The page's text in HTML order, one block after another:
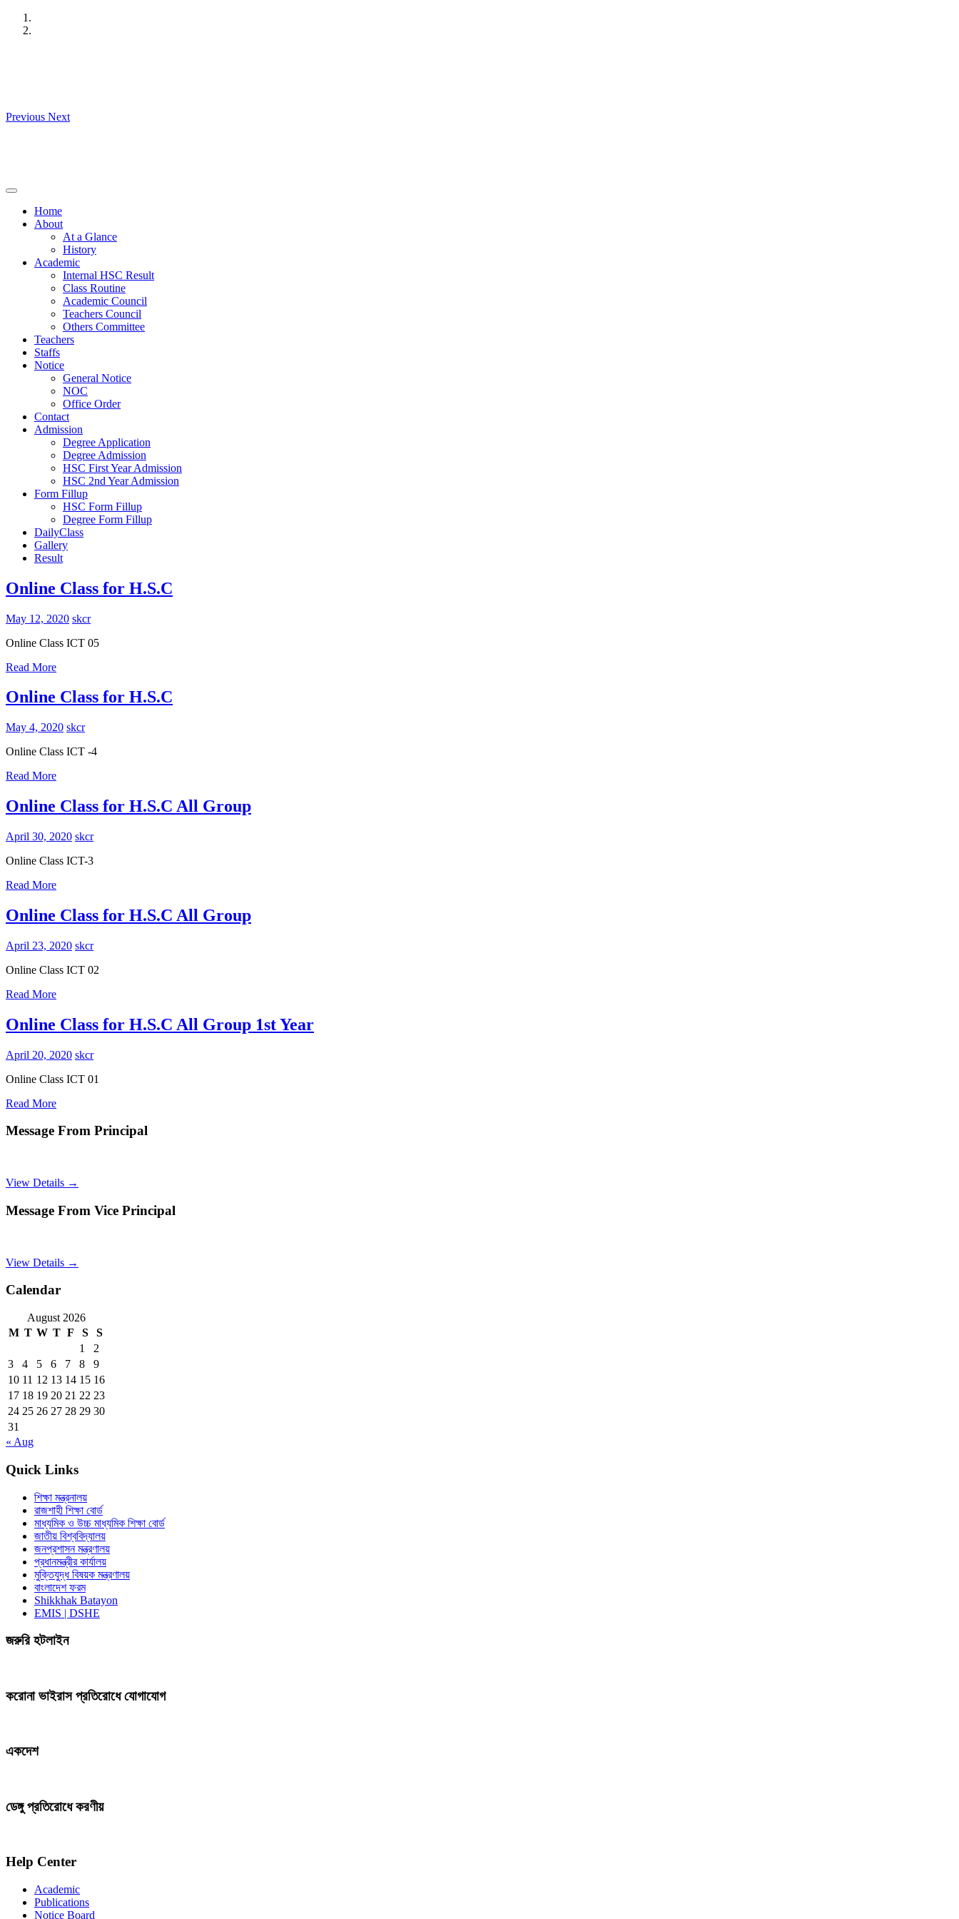
Skip
Previous Next
Home
About
At a Glance
History
Academic
Internal HSC Result
Class Routine
Academic Council
Teachers Council
Others Committee
Teachers
Staffs
Notice
General Notice
NOC
Office Order
Contact
Admission
Degree Application
Degree Admission
HSC First Year Admission
HSC 2nd Year Admission
Form Fillup
HSC Form Fillup
Degree Form Fillup
DailyClass
Gallery
Result
Online Class for H.S.C
May 12, 2020 skcr
Online Class ICT 05
Read More
Online Class for H.S.C
May 4, 2020 skcr
Online Class ICT -4
Read More
Online Class for H.S.C All Group
April 30, 2020 skcr
Online Class ICT-3
Read More
Online Class for H.S.C All Group
April 23, 2020 skcr
Online Class ICT 02
Read More
Online Class for H.S.C All Group 1st Year
April 20, 2020 skcr
Online Class ICT 01
Read More
Message From Principal
View Details →
Message From Vice Principal
View Details →
Calendar
August 2026
M T W T F S
S
1
2
3
4 5 6 7 8
9
10 11 12 13 14 15 16
17 18 19 20 21 22 23
24 25 26 27 28 29 30
31
« Aug
Quick Links
শিক্ষা মন্ত্রনালয়
রাজশাহী শিক্ষা বোর্ড
মাধ্যমিক ও উচ্চ মাধ্যমিক শিক্ষা বোর্ড
জাতীয় বিশ্ববিদ্যালয়
জনপ্রশাসন মন্ত্রণালয়
প্রধানমন্ত্রীর কার্যালয়
মুক্তিযুদ্ধ বিষয়ক মন্ত্রণালয়
বাংলাদেশ ফরম
Shikkhak Batayon
EMIS | DSHE
জরুরি হটলাইন
করোনা ভাইরাস প্রতিরোধে যোগাযোগ
একদেশ
ডেঙ্গু প্রতিরোধে করণীয়
Help Center
Academic
Publications
Notice Board